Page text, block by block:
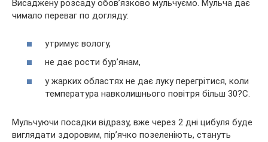
Висаджену розсаду обов’язково мульчуємо. Мульча дає
чимало переваг по догляду:
утримує вологу,
не дає рости бур’янам,
у жарких областях не дає луку перегрітися, коли
температура навколишнього повітря більш 30?С.
Мульчуючи посадки відразу, вже через 2 дні цибуля буде
виглядати здоровим, пір’ячко позеленіють, стануть